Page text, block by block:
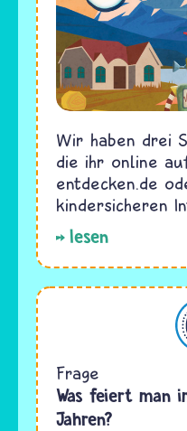
Wir haben drei
die ihr online
entdecken.de
kindersicheren
lesen
Judentum
Frage
Was feiert man
Jahren?